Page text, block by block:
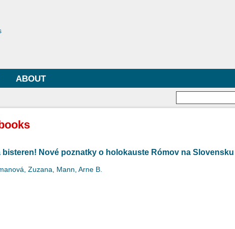
ABOUT
Search
bisteren! Nové poznatky o holokauste Rómov na Slovensku
Zuzana Mann, Arne B.